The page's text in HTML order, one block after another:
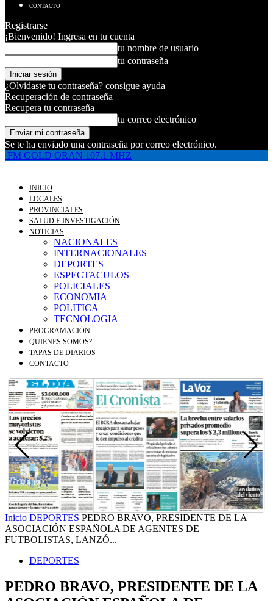
CONTACTO
Registrarse
¡Bienvenido! Ingresa en tu cuenta
tu nombre de usuario
tu contraseña
¿Olvidaste tu contraseña? consigue ayuda
Recuperación de contraseña
Recupera tu contraseña
tu correo electrónico
Se te ha enviado una contraseña por correo electrónico.
FM GOLD ORAN 107.1 MHZ
INICIO
LOCALES
PROVINCIALES
SALUD E INVESTIGACIÓN
NOTICIAS
NACIONALES
INTERNACIONALES
DEPORTES
ESPECTACULOS
POLICIALES
ECONOMIA
POLITICA
TECNOLOGIA
PROGRAMACIÓN
QUIENES SOMOS?
TAPAS DE DIARIOS
CONTACTO
Inicio DEPORTES PEDRO BRAVO, PRESIDENTE DE LA
ASOCIACIÓN ESPAÑOLA DE AGENTES DE
FUTBOLISTAS, LANZÓ...
DEPORTES
PEDRO BRAVO, PRESIDENTE DE LA